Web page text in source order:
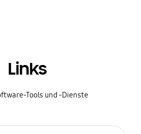
Links
Tools und -Dienste